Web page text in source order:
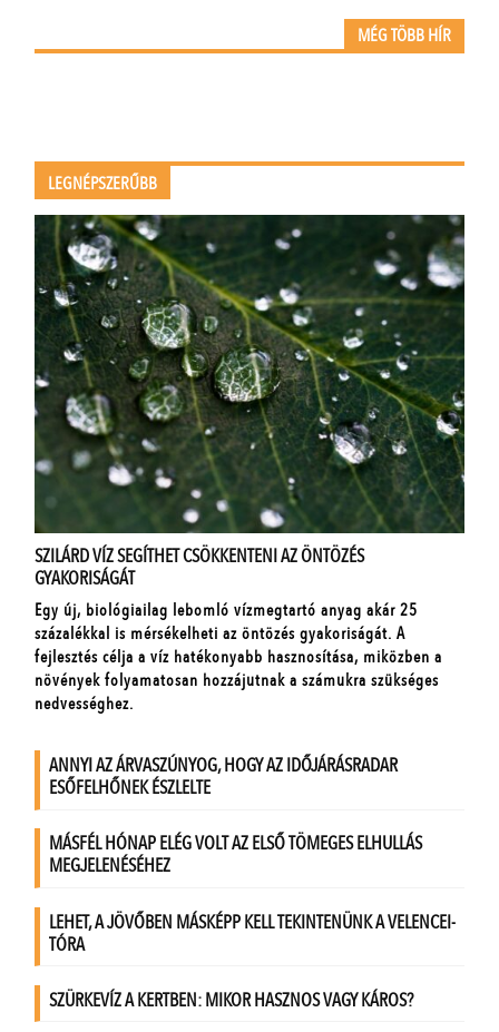
MÉG TÖBB HÍR
LEGNÉPSZERŰBB